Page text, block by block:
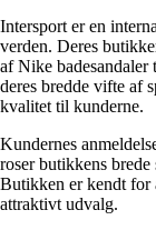
Intersport er en
verden. Deres
af Nike badesandaler
deres bredde vifte af
kvalitet til kunderne.
Kundernes
roser butikkens
Butikken er kendt for
attraktivt udvalg.